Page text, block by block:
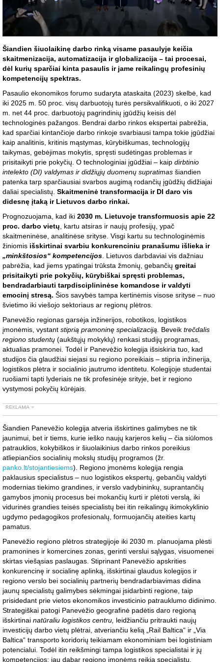
Šiandien šiuolaikinę darbo rinką visame pasaulyje keičia
skaitmenizacija, automatizacija ir globalizacija – tai procesai,
dėl kurių sparčiai kinta pasaulis ir jame reikalingų profesinių
kompetencijų spektras.
Pasaulio ekonomikos forumo sudaryta ataskaita (2023) skelbė, kad
iki 2025 m. 50 proc. visų darbuotojų turės persikvalifikuoti, o iki 2027
m. net 44 proc. darbuotojų pagrindinių įgūdžių keisis dėl
technologinės pažangos. Bendrai darbo rinkos ekspertai pabrėžia,
kad sparčiai kintančioje darbo rinkoje svarbiausi tampa tokie įgūdžiai
kaip analitinis, kritinis mąstymas, kūrybiškumas, technologijų
taikymas, gebėjimas mokytis, spręsti sudėtingas problemas ir
prisitaikyti prie pokyčių. O technologiniai įgūdžiai – kaip dirbtinio
intelekto (DI) valdymas ir didžiųjų duomenų supratimas šiandien
patenka tarp sparčiausiai svarbos augimą rodančių įgūdžių didžiajai
daliai specialistų. Skaitmeninė transformacija ir DI daro vis
didesnę įtaką ir Lietuvos darbo rinkai.
Prognozuojama, kad iki 2030 m. Lietuvoje transformuosis apie 22
proc. darbo vietų, kartu atsiras ir naujų profesijų, ypač
skaitmeninėse, analitinėse srityse. Visgi kartu su technologinėmis
žiniomis išskirtinai svarbiu konkurenciniu pranašumu išlieka ir
„minkštosios“ kompetencijos. Lietuvos darbdaviai vis dažniau
pabrėžia, kad jiems ypatingai trūksta žmonių, gebančių greitai
prisitaikyti prie pokyčių, kūrybiškai spręsti problemas,
bendradarbiauti tarpdisciplininėse komandose ir valdyti
emocinį stresą. Šios savybės tampa kertinėmis visose srityse – nuo
švietimo iki viešojo sektoriaus ar regionų plėtros.
Panevėžio regionas garsėja inžinerijos, robotikos, logistikos
įmonėmis, vystant stiprią pramoninę specializaciją. Beveik trečdalis
regiono studentų (aukštųjų mokyklų) renkasi studijų programas,
aktualias pramonei. Todėl ir Panevėžio kolegija išsiskiria tuo, kad
studijos čia glaudžiai siejasi su regiono poreikiais – stipria inžinerija,
logistikos plėtra ir socialinio jautrumo identitetu. Kolegijoje studentai
ruošiami tapti lyderiais ne tik profesinėje srityje, bet ir regiono
vystymosi pokyčių kūrėjais.
Šiandien Panevėžio kolegija atveria išskirtines galimybes ne tik
jaunimui, bet ir tiems, kurie ieško naujų karjeros kelių – čia siūlomos
patrauklios, kokybiškos ir šiuolaikinius darbo rinkos poreikius
atliepiančios socialinių mokslų studijų programos (žr.
panko.lt/stojantiesiems). Regiono įmonėms kolegija rengia
paklausius specialistus – nuo logistikos ekspertų, gebančių valdyti
modernias tiekimo grandines, ir verslo vadybininkų, suprantančių
gamybos įmonių procesus bei mokančių kurti ir plėtoti verslą, iki
vidurinės grandies teisės specialistų bei itin reikalingų ikimokyklinio
ugdymo pedagogikos profesionalų, formuojančių ateities kartų
pamatus.
Panevėžio regiono plėtros strategijoje iki 2030 m. planuojama plėsti
pramonines ir komercines zonas, gerinti verslui sąlygas, visuomenei
skirtas viešąsias paslaugas. Stiprinant Panevėžio apskrities
konkurencinę ir socialinę aplinką, išskirtinai glaudus kolegijos ir
regiono verslo bei socialinių partnerių bendradarbiavimas didina
jaunų specialistų galimybes sėkmingai įsidarbinti regione, taip
prisidedant prie vietos ekonomikos investicinio patrauklumo didinimo.
Strategiškai patogi Panevėžio geografinė padėtis daro regioną
išskirtinai natūraliu logistikos centru, leidžiančiu pritraukti naujų
investicijų darbo vietų plėtrai, atveriančiu kelią „Rail Baltica“ ir „Via
Baltica“ transporto koridorių teikiamam ekonominiam bei logistiniam
potencialui. Todėl itin reikšmingi tampa logistikos specialistai ir jų
kompetencijos: jau dabar regiono įmonėms reikia specialistų,